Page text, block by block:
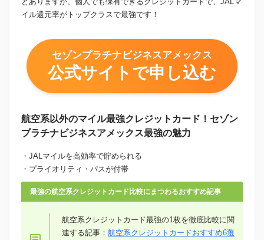
イル還元率がトップクラスで最強です！
セゾンプラチナビジネスアメックス
公式サイトで申し込む
航空系以外のマイル最強クレジットカード！セゾン
プラチナビジネスアメックス最強の魅力
・JALマイルを高効率で貯められる
・プライオリティ・パスが付帯
最強の
最強の
最強の航空系クレジットカード比較にまつわるおすすめ記事
航空系クレジットカード最強の1枚を徹底比較に関
連する記事： 航空系クレジットカードおすすめ6選